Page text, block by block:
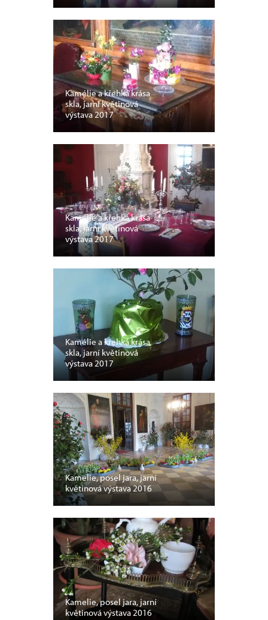
Kamélie a křehká krása
skla, jarní květinová
výstava 2017
Kamélie a křehká krása
skla, jarní květinová
výstava 2017
Kamélie a křehká krása
skla, jarní květinová
výstava 2017
Kamelie, posel jara, jarní
květinová výstava 2016
Kamelie, posel jara, jarní
květinová výstava 2016